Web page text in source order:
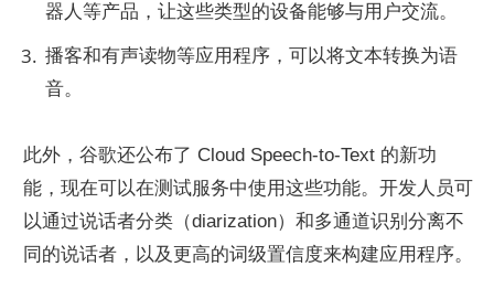
器人等产品，让这些类型的设备能够与用户交流。
播客和有声读物等应用程序，可以将文本转换为语
音。
此外，谷歌还公布了 Cloud Speech-to-Text 的新功
能，现在可以在测试服务中使用这些功能。开发人员可
以通过说话者分类（diarization）和多通道识别分离不
同的说话者，以及更高的词级置信度来构建应用程序。